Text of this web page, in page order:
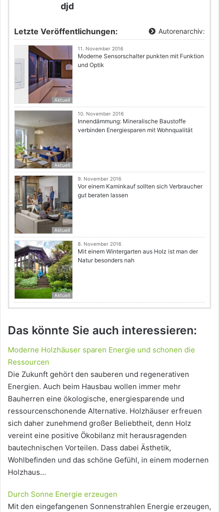
djd
Letzte Veröffentlichungen: Autorenarchiv:
Aktuell
11. November 2016
Moderne Sensorschalter punkten mit Funktion
und Optik
Aktuell
10. November 2016
Innendämmung: Mineralische Baustoffe
verbinden Energiesparen mit Wohnqualität
Aktuell
9. November 2016
Vor einem Kaminkauf sollten sich Verbraucher
gut beraten lassen
Aktuell
8. November 2016
Mit einem Wintergarten aus Holz ist man der
Natur besonders nah
Das könnte Sie auch interessieren:
Moderne Holzhäuser sparen Energie und schonen die
Ressourcen
Die Zukunft gehört den sauberen und regenerativen
Energien. Auch beim Hausbau wollen immer mehr
Bauherren eine ökologische, energiesparende und
ressourcenschonende Alternative. Holzhäuser erfreuen
sich daher zunehmend großer Beliebtheit, denn Holz
vereint eine positive Ökobilanz mit herausragenden
bautechnischen Vorteilen. Dass dabei Ästhetik,
Wohlbefinden und das schöne Gefühl, in einem modernen
Holzhaus…
Durch Sonne Energie erzeugen
Mit den eingefangenen Sonnenstrahlen Energie erzeugen,